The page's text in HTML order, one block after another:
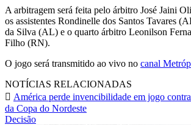
A arbitragem será feita pelo árbitro José Jaini
os assistentes Rondinelle dos Santos Tavares
da Silva (AL) e o quarto árbitro Leonilson
Filho (RN).
O jogo será transmitido ao vivo no canal
NOTÍCIAS RELACIONADAS
América perde invencibilidade em jogo
da Copa do Nordeste
Decisão